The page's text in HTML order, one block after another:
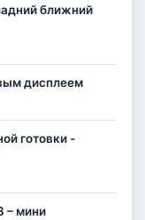
ближний
дисплеем
готовки -
– мини